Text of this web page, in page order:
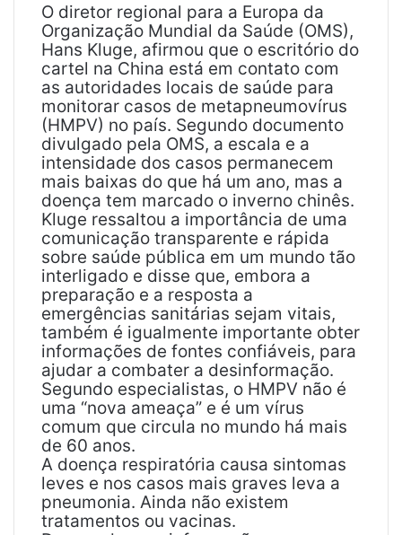
a
i
l
O diretor regional para a Europa da
Organização Mundial da Saúde (OMS),
Hans Kluge, afirmou que o escritório do
cartel na China está em contato com
as autoridades locais de saúde para
monitorar casos de metapneumovírus
(HMPV) no país. Segundo documento
divulgado pela OMS, a escala e a
intensidade dos casos permanecem
mais baixas do que há um ano, mas a
doença tem marcado o inverno chinês.
Kluge ressaltou a importância de uma
comunicação transparente e rápida
sobre saúde pública em um mundo tão
interligado e disse que, embora a
preparação e a resposta a
emergências sanitárias sejam vitais,
também é igualmente importante obter
informações de fontes confiáveis, para
ajudar a combater a desinformação.
Segundo especialistas, o HMPV não é
uma “nova ameaça” e é um vírus
comum que circula no mundo há mais
de 60 anos.
A doença respiratória causa sintomas
leves e nos casos mais graves leva a
pneumonia. Ainda não existem
tratamentos ou vacinas.